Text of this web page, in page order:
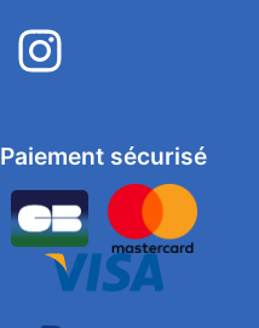
Paiement sécurisé